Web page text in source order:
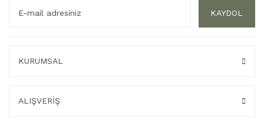
KAYDOL
KURUMSAL
ALIŞVERİŞ